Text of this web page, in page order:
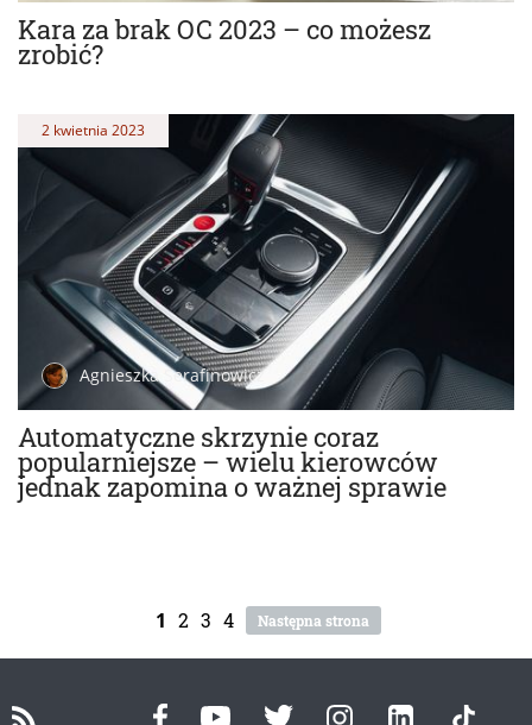
Kara za brak OC 2023 – co możesz
zrobić?
Automatyczne skrzynie coraz
popularniejsze – wielu kierowców
jednak zapomina o ważnej sprawie
2 kwietnia 2023
Agnieszka Serafinowicz
1 2 3 4 Następna strona